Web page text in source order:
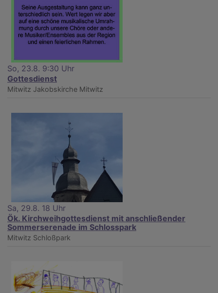
So, 23.8. 9:30 Uhr
Gottesdienst
Mitwitz Jakobskirche Mitwitz
Sa, 29.8. 18 Uhr
Ök. Kirchweihgottesdienst mit anschließender
Sommerserenade im Schlosspark
Mitwitz Schloßpark